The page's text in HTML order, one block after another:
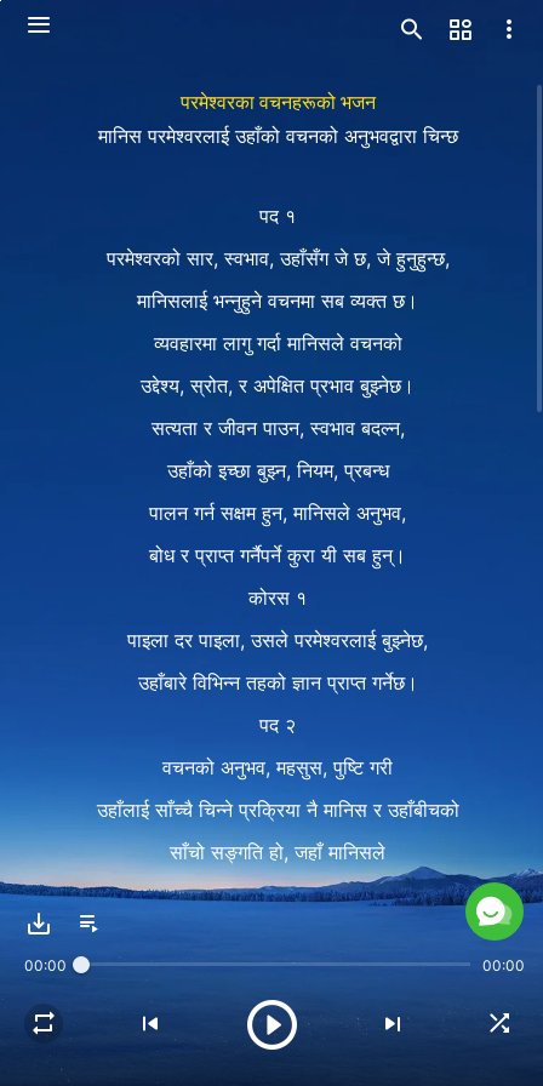
परमेश्‍वरका वचनहरूको भजन
मानिस परमेश्‍वरलाई उहाँको वचनको अनुभवद्वारा चिन्छ
पद १
परमेश्‍वरको सार, स्वभाव, उहाँसँग जे छ, जे हुनुहुन्छ,
मानिसलाई भन्नुहुने वचनमा सब व्यक्त छ।
व्यवहारमा लागु गर्दा मानिसले वचनको
उद्देश्य, स्रोत, र अपेक्षित प्रभाव बुझ्नेछ।
सत्यता र जीवन पाउन, स्वभाव बदल्न,
उहाँको इच्छा बुझ्न, नियम, प्रबन्ध
पालन गर्न सक्षम हुन, मानिसले अनुभव,
बोध र प्राप्त गर्नैपर्ने कुरा यी सब हुन्।
कोरस १
पाइला दर पाइला, उसले परमेश्‍वरलाई बुझ्नेछ,
उहाँबारे विभिन्न तहको ज्ञान प्राप्त गर्नेछ।
पद २
वचनको अनुभव, महसुस, पुष्टि गरी
उहाँलाई साँच्चै चिन्ने प्रक्रिया नै मानिस र उहाँबीचको
साँचो सङ्गति हो, जहाँ मानिसले
उहाँका अभिप्राय बुझ्छ, उहाँसँग जे छ र
माथिको प्रभुत्वबारे पक्का र
00:00 00:00